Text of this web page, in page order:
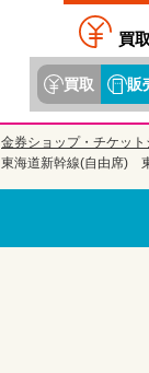
買
買取 販
金券ショップ・チケッ
東海道新幹線(自由席)